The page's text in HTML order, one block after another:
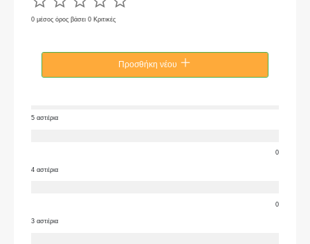
0 μέσος όρος βάσει 0 Κριτικές
Προσθήκη νέου
5 αστέρια
0
4 αστέρια
0
3 αστέρια